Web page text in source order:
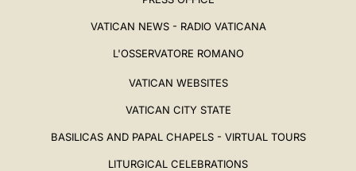
VATICAN NEWS - RADIO VATICANA
L'OSSERVATORE ROMANO
VATICAN WEBSITES
VATICAN CITY STATE
BASILICAS AND PAPAL CHAPELS - VIRTUAL TOURS
LITURGICAL CELEBRATIONS